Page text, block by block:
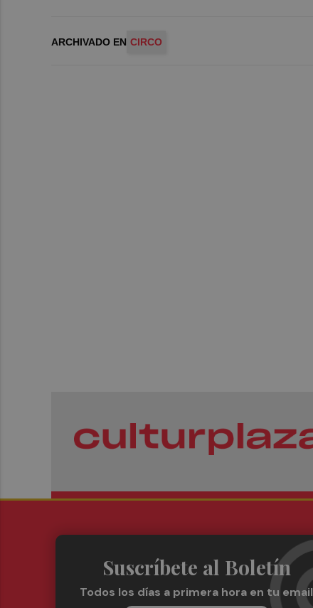
ARCHIVADO EN CIRCO
Suscríbete al Boletín
Todos los días a primera hora en tu email